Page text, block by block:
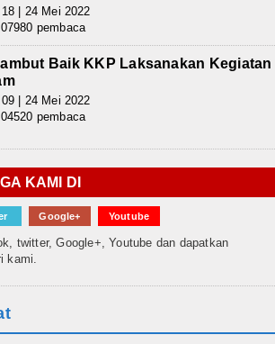
| 24 Mei 2022
pembaca
Baik KKP Laksanakan Kegiatan
| 24 Mei 2022
pembaca
KAMI DI
Google+ Youtube
twitter, Google+, Youtube dan dapatkan
kami.